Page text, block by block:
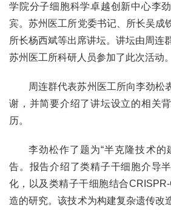
学院分子细胞科学卓越创新中心李
宾。苏州医工所党委书记、所长吴成
所长杨西斌等出席讲坛。讲坛由周连
苏州医工所科研人员参加了此次活动。
周连群代表苏州医工所向李劲松
谢，并简要介绍了讲坛设立的相关
历。
李劲松作了题为“半克隆技术的
告。报告介绍了类精子干细胞介导
化，以及类精子干细胞结合
造的研究。该技术为构建复杂遗传改